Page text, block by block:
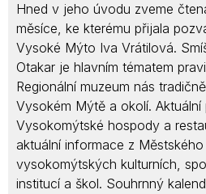
Hned v jeho úvodu zveme
měsíce, ke kterému přijala
Vysoké Mýto Iva Vrátilová.
Otakar je hlavním tématem
Regionální muzeum nás
Vysokém Mýtě a okolí.
Vysokomýtské hospody a
aktuální informace z
vysokomýtských kulturních,
institucí a škol. Souhrnný